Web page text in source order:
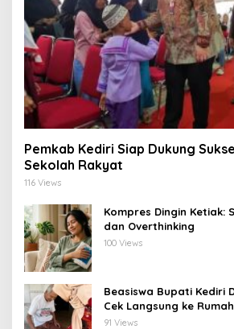
Pemkab Kediri Siap Dukung
Sekolah Rakyat
116 Views
Kompres Dingin Ketiak:
dan Overthinking
100 Views
Beasiswa Bupati Kediri
Cek Langsung ke
Tepat Sasaran
91 Views